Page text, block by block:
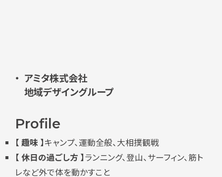
アミタ株式会社
地域デザイングループ
Profile
【 趣味 】キャンプ、運動全般、大相撲観戦
【 休日の過ごし方 】ランニング、登山、サーフィン、筋ト
レなど外で体を動かすこと